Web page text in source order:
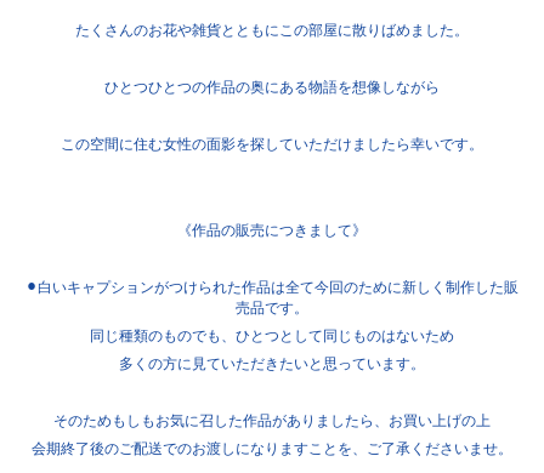
たくさんのお花や雑貨とともにこの部屋に散りばめました。
ひとつひとつの作品の奥にある物語を想像しながら
この空間に住む女性の面影を探していただけましたら幸いです。
《作品の販売につきまして》
⚫︎ 白いキャプションがつけられた作品は全て今回のために新しく制作した販
売品です。
同じ種類のものでも、ひとつとして同じものはないため
多くの方に見ていただきたいと思っています。
そのためもしもお気に召した作品がありましたら、お買い上げの上
会期終了後のご配送でのお渡しになりますことを、ご了承くださいませ。